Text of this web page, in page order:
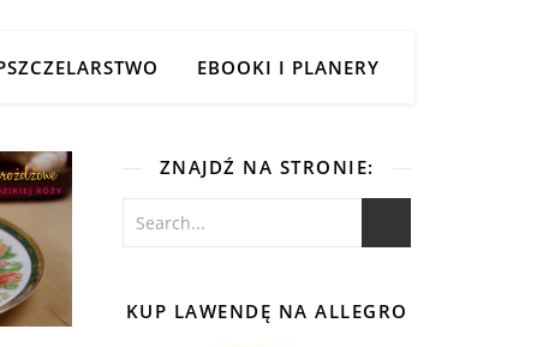
EBOOKI I PLANERY
ZNAJDŹ NA STRONIE:
KUP LAWENDĘ NA ALLEGRO